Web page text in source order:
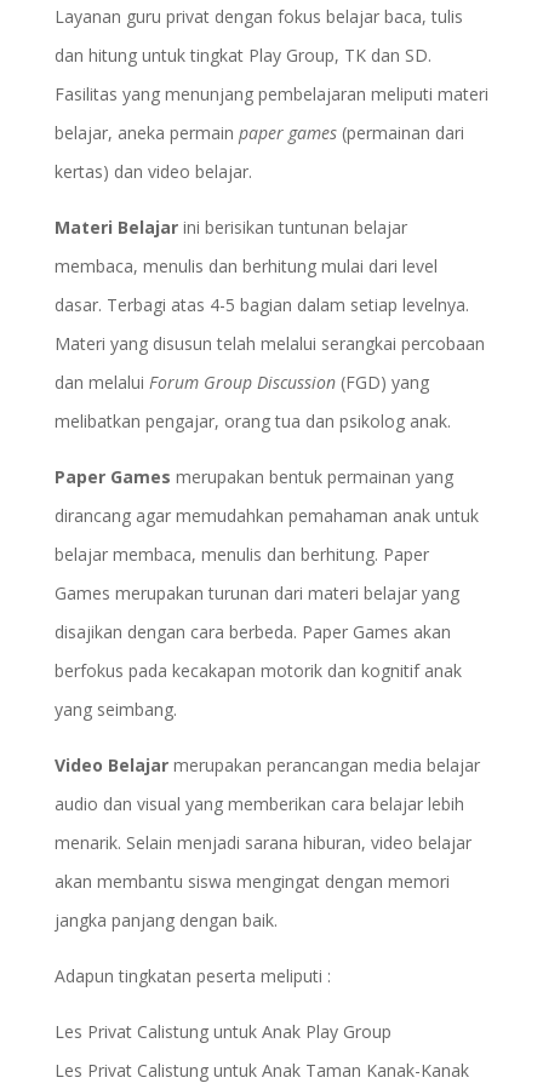
Layanan guru privat dengan fokus belajar baca, tulis
dan hitung untuk tingkat Play Group, TK dan SD.
Fasilitas yang menunjang pembelajaran meliputi materi
belajar, aneka permain paper games(permainan dari
kertas) dan video belajar.
Materi Belajarini berisikan tuntunan belajar
membaca, menulis dan berhitung mulai dari level
dasar. Terbagi atas 4-5 bagian dalam setiap levelnya.
Materi yang disusun telah melalui serangkai percobaan
dan melalui Forum Group Discussion(FGD) yang
melibatkan pengajar, orang tua dan psikolog anak.
Paper Games merupakan bentuk permainan yang
dirancang agar memudahkan pemahaman anak untuk
belajar membaca, menulis dan berhitung. Paper
Games merupakan turunan dari materi belajar yang
disajikan dengan cara berbeda. Paper Games akan
berfokus pada kecakapan motorik dan kognitif anak
yang seimbang.
Video Belajar merupakan perancangan media belajar
audio dan visual yang memberikan cara belajar lebih
menarik. Selain menjadi sarana hiburan, video belajar
akan membantu siswa mengingat dengan memori
jangka panjang dengan baik.
Adapun tingkatan peserta meliputi :
Les Privat Calistung untuk Anak Play Group
Les Privat Calistung untuk Anak Taman Kanak-Kanak